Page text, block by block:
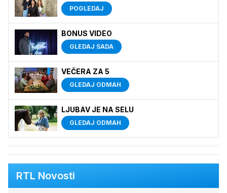
POGLEDAJ
BONUS VIDEO
GLEDAJ SADA
VEČERA ZA 5
GLEDAJ ODMAH
LJUBAV JE NA SELU
GLEDAJ ODMAH
RTL Novosti